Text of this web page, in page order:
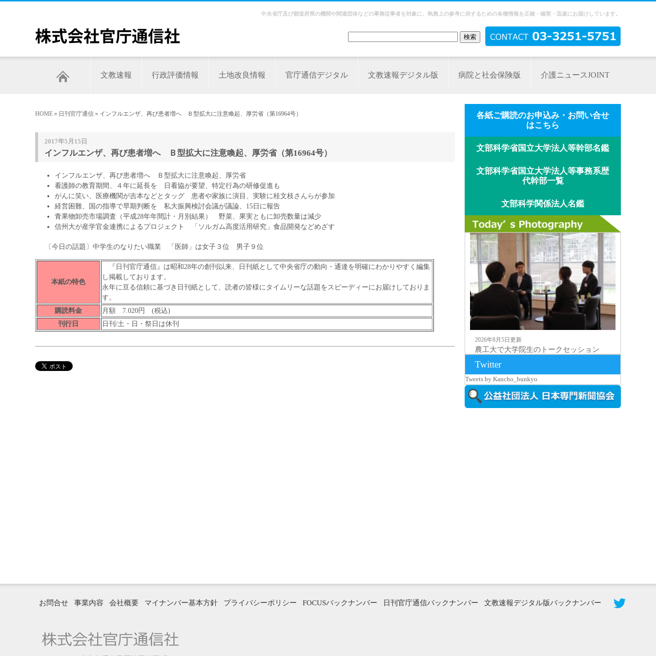
中央省庁及び都道府県の機関や関連団体などの事務従事者を対象に、執務上の参考に供するための各種情報を正確・確実・迅速にお届けしています。
文教速報 行政評価情報 土地改良情報 官庁通信デジタル 文教速報デジタル版 病院と社会保険版 介護ニュースJOINT
HOME » 日刊官庁通信 » インフルエンザ、再び患者増へ Ｂ型拡大に注意喚起、厚労省（第16964号）
2017年5月15日
インフルエンザ、再び患者増へ Ｂ型拡大に注意喚起、厚労省（第16964号）
インフルエンザ、再び患者増へ Ｂ型拡大に注意喚起、厚労省
看護師の教育期間、４年に延長を 日看協が要望、特定行為の研修促進も
がんに笑い、医療機関が吉本などとタッグ 患者や家族に演目、実験に桂文枝さんらが参加
経営困難、国の指導で早期判断を 私大振興検討会議が議論、15日に報告
青果物卸売市場調査（平成28年年間計・月別結果） 野菜、果実ともに卸売数量は減少
信州大が産学官金連携によるプロジェクト 「ソルガム高度活用研究」食品開発などめざす
〔今日の話題〕中学生のなりたい職業 「医師」は女子３位 男子９位
本紙の特色
『日刊官庁通信』は昭和28年の創刊以来、日刊紙として中央省庁の動向・通達を明確にわかりやすく編集
し掲載しております。
永年に亘る信頼に基づき日刊紙として、読者の皆様にタイムリーな話題をスピーディーにお届けしておりま
す。
購読料金
月額 7.020円 (税込)
刊行日
日刊/土・日・祭日は休刊
各紙ご購読のお申込み・お問い合せ
はこちら
文部科学省国立大学法人等幹部名鑑
文部科学省国立大学法人等事務系歴
代幹部一覧
文部科学関係法人名鑑
2026年8月5日更新
農工大で大学院生のトークセッション
Twitter
Tweets by Kancho_bunkyo
お問合せ 事業内容 会社概要 マイナンバー基本方針 プライバシーポリシー FOCUSバックナンバー 日刊官庁通信バックナンバー 文教速報デジタル版バックナンバー